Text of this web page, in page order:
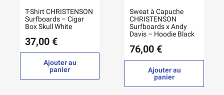
T-Shirt CHRISTENSON
Surfboards – Cigar
Box Skull White
37,00 €
Ajouter au
panier
Sweat à Capuche
CHRISTENSON
Surfboards x Andy
Davis – Hoodie Black
76,00 €
Ajouter au
panier